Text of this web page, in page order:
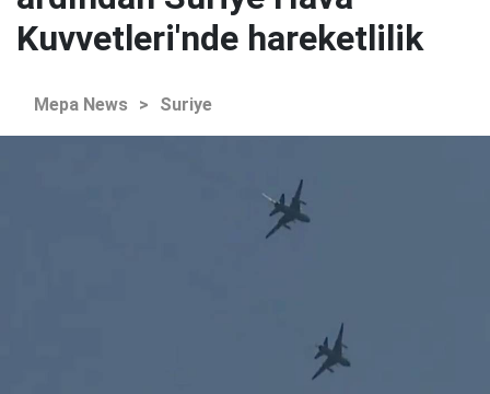
Kuvvetleri'nde hareketlilik
Mepa News > Suriye